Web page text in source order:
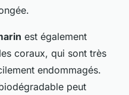
est également
coraux, qui sont très
endommagés.
peut